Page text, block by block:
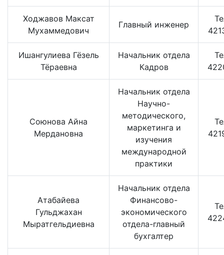
Ходжавов Максат
Мухаммедович
Главный инженер
Ишангулиева Гёзель
Тёраевна
Начальник отдела
Кадров
Союнова Айна
Мердановна
Начальник отдела
Научно-
методического,
маркетинга и
изучения
международной
практики
Атабайева
Гульджахан
Мыратгельдиевна
Начальник отдела
Финансово-
экономического
отдела-главный
бухгалтер